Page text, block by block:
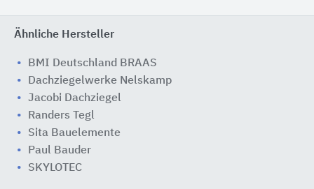
Ähnliche Hersteller
BMI Deutschland BRAAS
Dachziegelwerke Nelskamp
Jacobi Dachziegel
Randers Tegl
Sita Bauelemente
Paul Bauder
SKYLOTEC